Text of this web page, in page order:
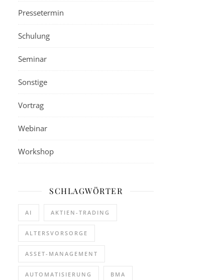
Pressetermin
Schulung
Seminar
Sonstige
Vortrag
Webinar
Workshop
SCHLAGWÖRTER
AI AKTIEN-TRADING
ALTERSVORSORGE
ASSET-MANAGEMENT
AUTOMATISIERUNG BMA